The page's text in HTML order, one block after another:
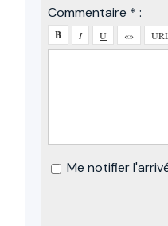
Commentaire * :
Me notifier